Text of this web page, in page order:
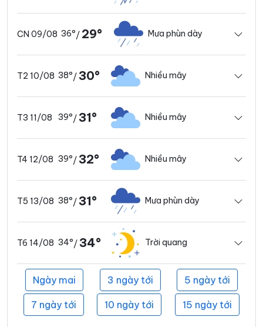
CN 09/08 36°/ 29° Mưa phùn dày
T2 10/08 38°/30° Nhiều mây
T3 11/08 39°/31° Nhiều mây
T4 12/08 39°/32° Nhiều mây
T5 13/08 38°/31° Mưa phùn dày
T6 14/08 34°/34° Trời quang
Ngày mai 3 ngày tới 5 ngày tới
7 ngày tới 10 ngày tới 15 ngày tới